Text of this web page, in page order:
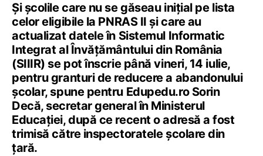
Și școlile care nu se găseau inițial pe lista
celor eligibile la PNRAS II și care au
actualizat datele în Sistemul Informatic
Integrat al Învățământului din România
(SIIIR) se pot înscrie până vineri, 14 iulie,
pentru granturi de reducere a abandonului
școlar, spune pentru Edupedu.ro Sorin
Decă, secretar general în Ministerul
Educației, după ce recent o adresă a fost
trimisă către inspectoratele școlare din
țară.